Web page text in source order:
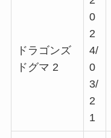
ドラゴンズ
ドグマ 2
0
2
4/
0
3/
2
1